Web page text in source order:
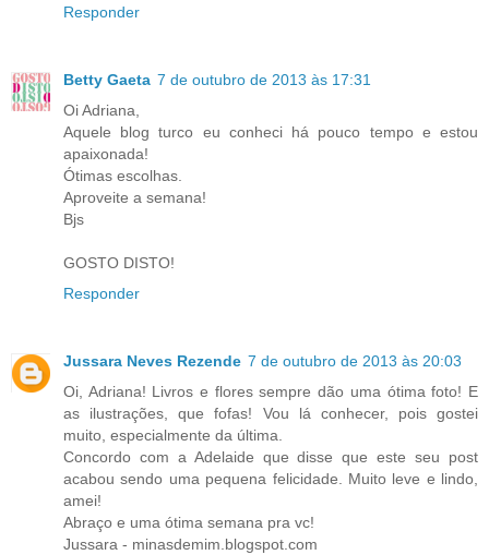
Responder
Betty Gaeta 7 de outubro de 2013 às 17:31
Oi Adriana,
Aquele blog turco eu conheci há pouco tempo e estou
apaixonada!
Ótimas escolhas.
Aproveite a semana!
Bjs
GOSTO DISTO!
Responder
Jussara Neves Rezende 7 de outubro de 2013 às 20:03
Oi, Adriana! Livros e flores sempre dão uma ótima foto! E
as ilustrações, que fofas! Vou lá conhecer, pois gostei
muito, especialmente da última.
Concordo com a Adelaide que disse que este seu post
acabou sendo uma pequena felicidade. Muito leve e lindo,
amei!
Abraço e uma ótima semana pra vc!
Jussara - minasdemim.blogspot.com